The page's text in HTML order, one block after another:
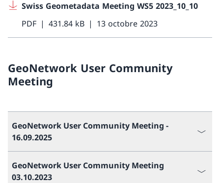
Swiss Geometadata Meeting WS5 2023_10_10
PDF
431.84 kB 13 octobre 2023
GeoNetwork User Community
Meeting
GeoNetwork User Community Meeting -
16.09.2025
GeoNetwork User Community Meeting
03.10.2023